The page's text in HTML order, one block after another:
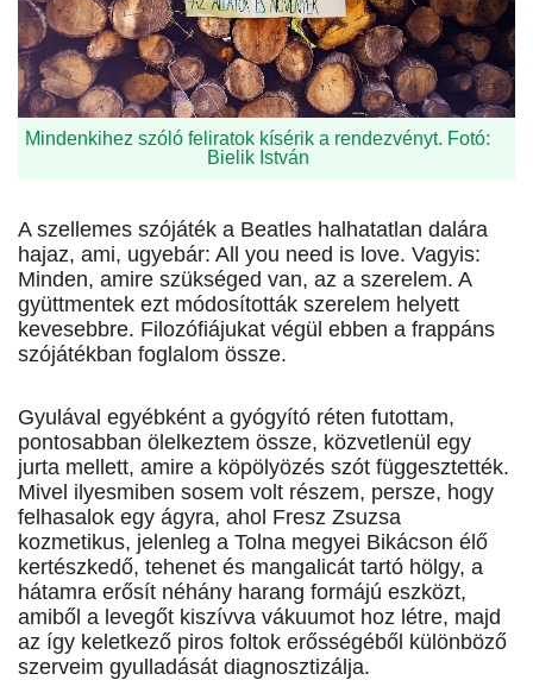
Mindenkihez szóló feliratok kísérik a rendezvényt. Fotó:
Bielik István
A szellemes szójáték a Beatles halhatatlan dalára
hajaz, ami, ugyebár: All you need is love. Vagyis:
Minden, amire szükséged van, az a szerelem. A
gyüttmentek ezt módosították szerelem helyett
kevesebbre. Filozófiájukat végül ebben a frappáns
szójátékban foglalom össze.
Gyulával egyébként a gyógyító réten futottam,
pontosabban ölelkeztem össze, közvetlenül egy
jurta mellett, amire a köpölyözés szót függesztették.
Mivel ilyesmiben sosem volt részem, persze, hogy
felhasalok egy ágyra, ahol Fresz Zsuzsa
kozmetikus, jelenleg a Tolna megyei Bikácson élő
kertészkedő, tehenet és mangalicát tartó hölgy, a
hátamra erősít néhány harang formájú eszközt,
amiből a levegőt kiszívva vákuumot hoz létre, majd
az így keletkező piros foltok erősségéből különböző
szerveim gyulladását diagnosztizálja.